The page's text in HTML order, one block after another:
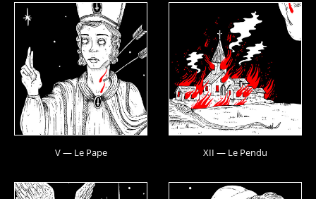
V — Le Pape XII — Le Pendu